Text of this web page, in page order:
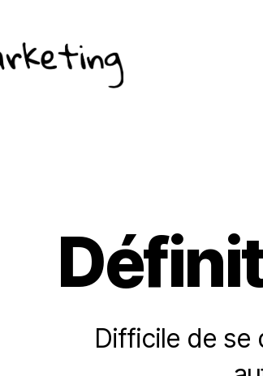
Difficile de se